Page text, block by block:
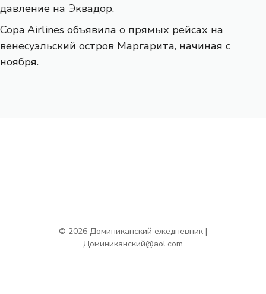
давление на Эквадор.
Copa Airlines объявила о прямых рейсах на
венесуэльский остров Маргарита, начиная с
ноября.
© 2026 Доминиканский ежедневник |
Доминиканский@aol.com